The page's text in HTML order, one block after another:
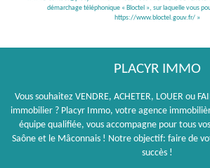
démarchage téléphonique « Bloctel », sur laquelle vous
https://www.bloctel.gouv.fr/ »
PLACYR IMMO
Vous souhaitez VENDRE, ACHETER, LOUER ou
immobilier ? Placyr Immo, votre agence
équipe qualifiée, vous accompagne pour tous
Saône et le Mâconnais ! Notre objectif: faire de
succès !